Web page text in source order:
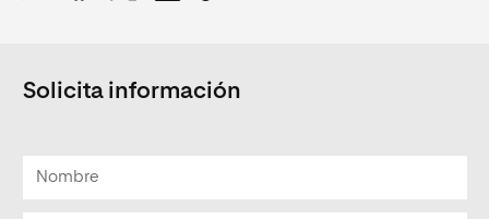
Solicita información